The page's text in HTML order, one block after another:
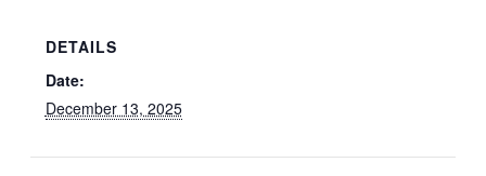
DETAILS
Date:
December 13, 2025